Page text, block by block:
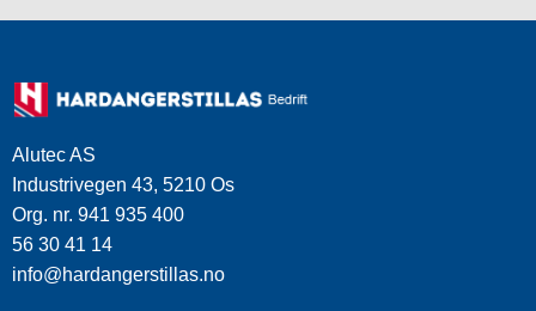
Alutec AS
Industrivegen 43, 5210 Os
Org. nr. 941 935 400
56 30 41 14
info@hardangerstillas.no